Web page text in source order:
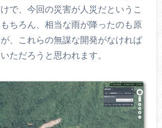
で、今回の災害が人災だというこ
ちろん、相当な雨が降ったのも原
、これらの無謀な開発がなければ
ただろうと思われます。